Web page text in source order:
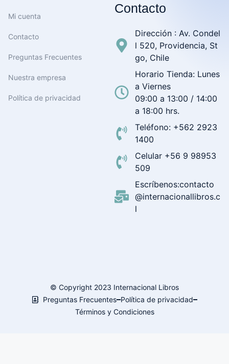
Mi cuenta
Contacto
Preguntas Frecuentes
Nuestra empresa
Política de privacidad
Contacto
Dirección : Av. Condel
l 520, Providencia, St
go, Chile
Horario Tienda: Lunes
a Viernes
09:00 a 13:00 / 14:00
a 18:00 hrs.
Teléfono: +562 2923
1400
Celular +56 9 98953
509
Escríbenos:contacto
@internacionallibros.c
l
© Copyright 2023 Internacional Libros
Preguntas Frecuentes Política de privacidad
Términos y Condiciones